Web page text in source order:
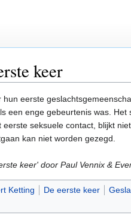
keer
eerste
een enge gebeurtenis was.
seksuele contact, blijkt
kan niet worden gezegd.
keer' door Paul Vennix &
Ketting De eerste keer